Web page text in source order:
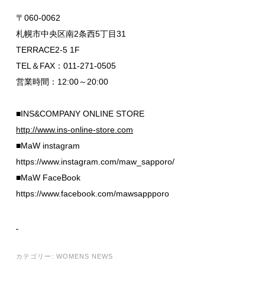
〒060-0062
札幌市中央区南2条西5丁目31
TERRACE2-5 1F
TEL＆FAX：011-271-0505
営業時間：12:00～20:00
■INS&COMPANY ONLINE STORE
http://www.ins-online-store.com
■MaW instagram
https://www.instagram.com/maw_sapporo/
■MaW FaceBook
https://www.facebook.com/mawsappporo
カテゴリー: WOMENS NEWS